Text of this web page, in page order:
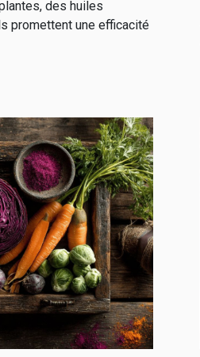
des huiles
promettent une efficacité